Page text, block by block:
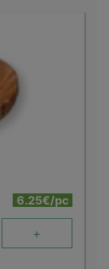
6.25€/pc
+